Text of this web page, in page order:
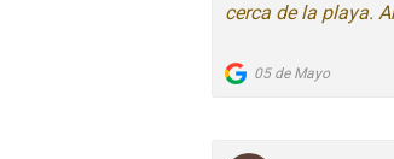
cerca de la playa.
05 de Mayo